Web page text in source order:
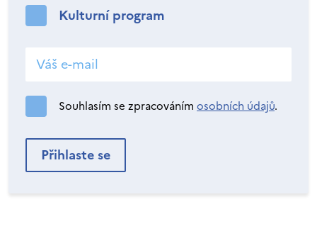
Kulturní program
Souhlasím se zpracováním osobních údajů.